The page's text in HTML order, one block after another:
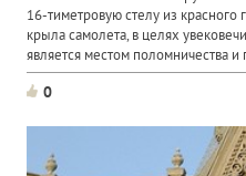
16-тиметровую стелу из
крыла самолета, в целях
является местом поломничества
0